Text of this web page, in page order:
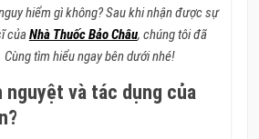
hiểm gì không? Sau khi nhận được sự
của Nhà Thuốc Bảo Châu, chúng tôi đã
tìm hiểu ngay bên dưới nhé!
nguyệt và tác dụng của